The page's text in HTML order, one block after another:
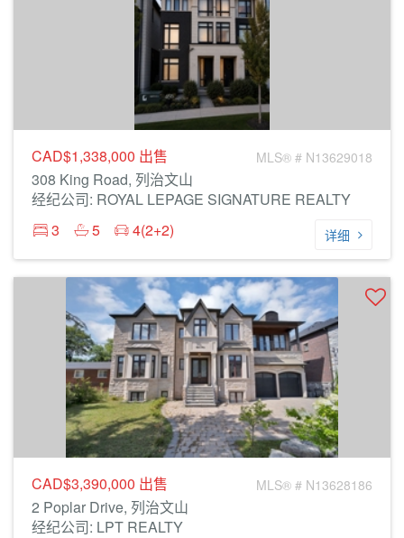
CAD$1,338,000 出售 MLS® # N13629018
308 King Road, 列治文山
经纪公司: ROYAL LEPAGE SIGNATURE REALTY
3
5 4(2+2) 详细
CAD$3,390,000 出售 MLS® # N13628186
2 Poplar Drive, 列治文山
经纪公司: LPT REALTY